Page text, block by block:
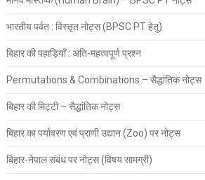
भारतीय पर्वत : विस्तृत नोट्स (BPSC PT हेतु)
बिहार की पहाड़ियाँ : अति-महत्वपूर्ण प्रश्न
Permutations & Combinations – सैद्धांतिक नोट्स
बिहार की मिट्टी – सैद्धांतिक नोट्स
बिहार का पर्यावरण एवं प्राणी उद्यान (Zoo) पर नोट्स
बिहार-नेपाल संबंध पर नोट्स (विषय सामग्री)